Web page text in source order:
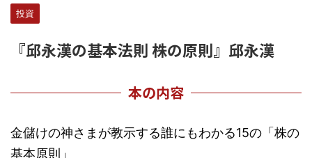
投資
『邱永漢の基本法則 株の原則』邱永漢
本の内容
金儲けの神さまが教示する誰にもわかる15の「株の
基本原則」